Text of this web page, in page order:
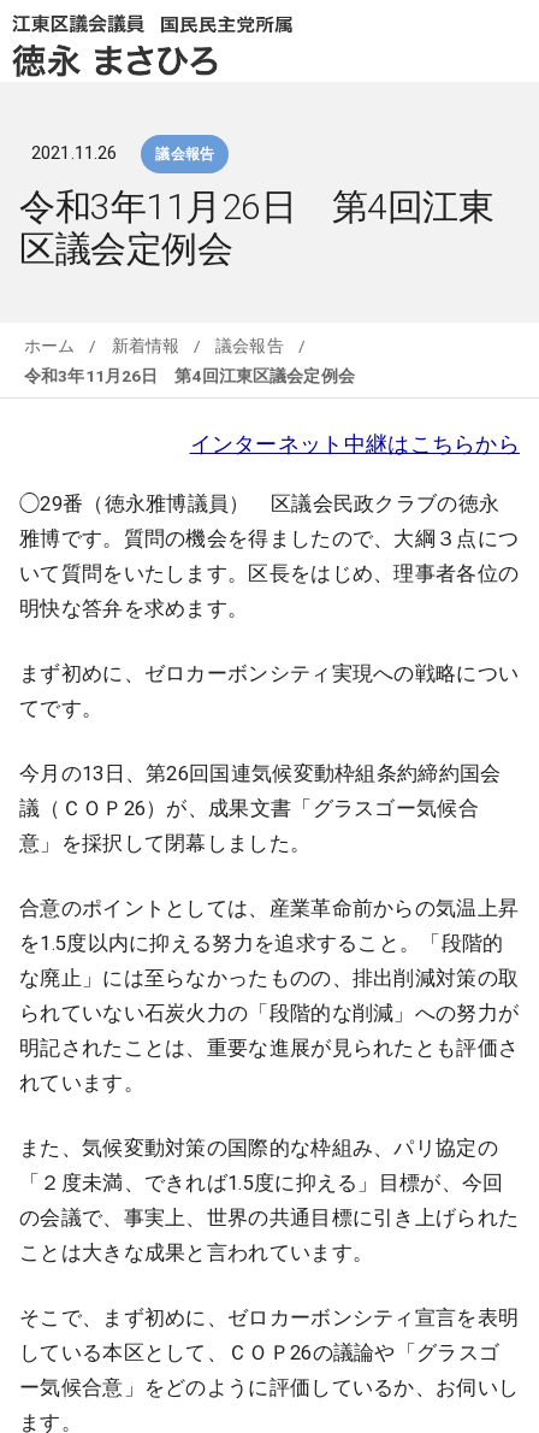
2021.11.26 議会報告
令和3年11月26日 第4回江東
区議会定例会
ホーム / 新着情報 / 議会報告
/
令和3年11月26日 第4回江東区議会定例会
インターネット中継はこちらから
◯29番（徳永雅博議員） 区議会民政クラブの徳永
雅博です。質問の機会を得ましたので、大綱３点につ
いて質問をいたします。区長をはじめ、理事者各位の
明快な答弁を求めます。
まず初めに、ゼロカーボンシティ実現への戦略につい
てです。
今月の13日、第26回国連気候変動枠組条約締約国会
議（ＣＯＰ26）が、成果文書「グラスゴー気候合
意」を採択して閉幕しました。
合意のポイントとしては、産業革命前からの気温上昇
を1.5度以内に抑える努力を追求すること。「段階的
な廃止」には至らなかったものの、排出削減対策の取
られていない石炭火力の「段階的な削減」への努力が
明記されたことは、重要な進展が見られたとも評価さ
れています。
また、気候変動対策の国際的な枠組み、パリ協定の
「２度未満、できれば1.5度に抑える」目標が、今回
の会議で、事実上、世界の共通目標に引き上げられた
ことは大きな成果と言われています。
そこで、まず初めに、ゼロカーボンシティ宣言を表明
している本区として、ＣＯＰ26の議論や「グラスゴ
ー気候合意」をどのように評価しているか、お伺いし
ます。